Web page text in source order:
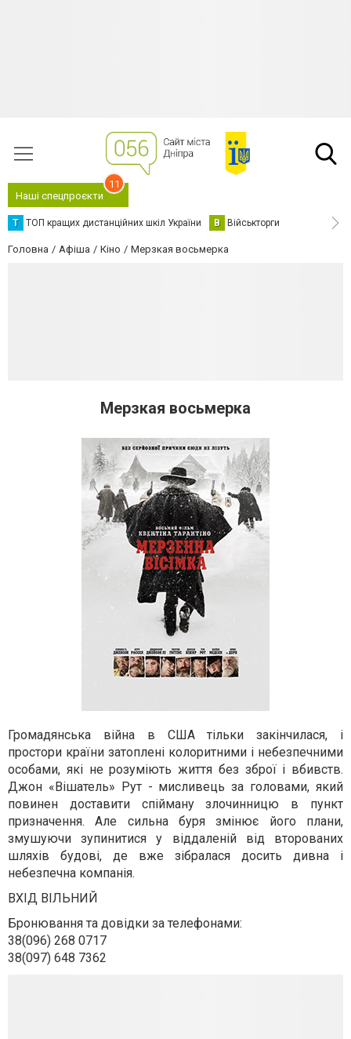
Наші спецпроєкти
11
Т ТОП кращих дистанційних шкіл України В Військторги
Головна Афіша Кіно Мерзкая восьмерка
Мерзкая восьмерка
Громадянська війна в США тільки закінчилася, і
простори країни затоплені колоритними і небезпечними
особами, які не розуміють життя без зброї і вбивств.
Джон «Вішатель» Рут - мисливець за головами, який
повинен доставити спійману злочинницю в пункт
призначення. Але сильна буря змінює його плани,
змушуючи зупинитися у віддаленій від второваних
шляхів будові, де вже зібралася досить дивна і
небезпечна компанія.
ВХІД ВІЛЬНИЙ
Бронювання та довідки за телефонами:
38(096) 268 0717
38(097) 648 7362